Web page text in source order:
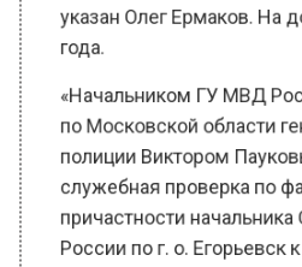
года.
по Московской области
полиции Виктором
служебная проверка по
причастности
России по г. о. Егорьевск